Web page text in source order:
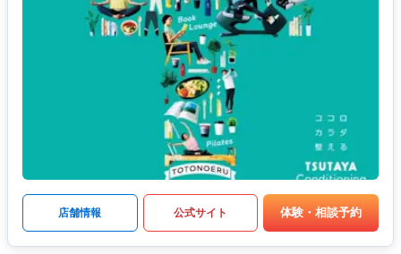
店舗情報 公式サイト 体験・相談予約